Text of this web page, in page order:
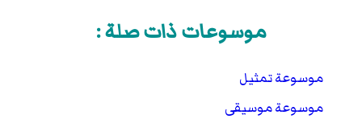
موسوعات ذات صلة :
موسوعة تمثيل
موسوعة موسيقى